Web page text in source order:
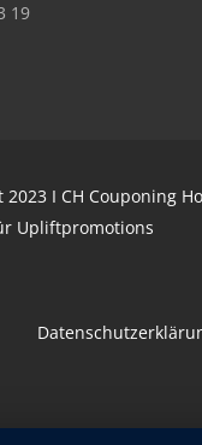
19
I CH Couponing
Upliftpromotions